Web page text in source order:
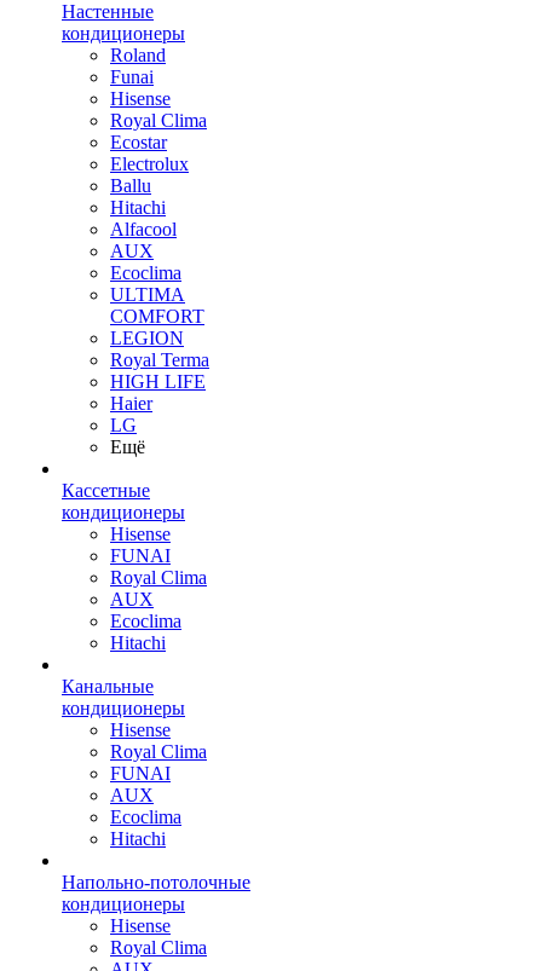
Настенные
кондиционеры
Roland
Funai
Hisense
Royal Clima
Ecostar
Electrolux
Ballu
Hitachi
Alfacool
AUX
Ecoclima
ULTIMA
COMFORT
LEGION
Royal Terma
HIGH LIFE
Haier
LG
Ещё
Кассетные
кондиционеры
Hisense
FUNAI
Royal Clima
AUX
Ecoclima
Hitachi
Канальные
кондиционеры
Hisense
Royal Clima
FUNAI
AUX
Ecoclima
Hitachi
Напольно-потолочные
кондиционеры
Hisense
Royal Clima